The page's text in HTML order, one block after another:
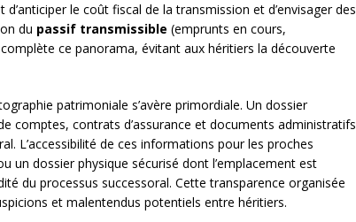
le coût fiscal de la transmission et d’envisager des
du passif transmissible (emprunts en cours,
ce panorama, évitant aux héritiers la découverte
patrimoniale s’avère primordiale. Un dossier
comptes, contrats d’assurance et documents administratifs
L’accessibilité de ces informations pour les proches
un dossier physique sécurisé dont l’emplacement est
du processus successoral. Cette transparence organisée
et malentendus potentiels entre héritiers.